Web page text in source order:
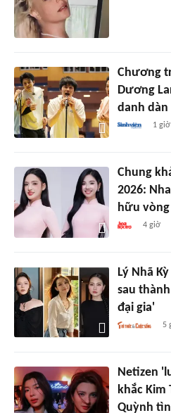
Chương
Dương
danh dàn
1 giờ
Chung
2026:
hữu vòng
4 giờ
Lý Nhã
sau
đại gia'
5
Netizen
khắc Kim
Quỳnh